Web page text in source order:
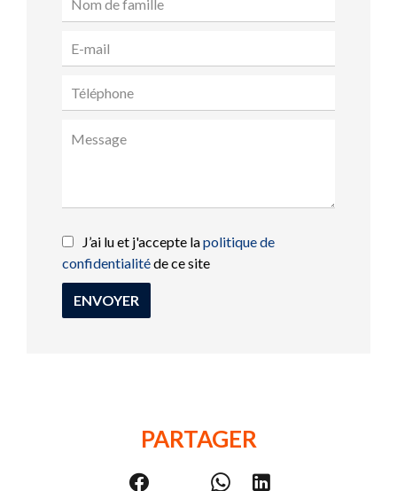
J’ai lu et j'accepte lapolitique de
confidentialitéde ce site
ENVOYER
PARTAGER